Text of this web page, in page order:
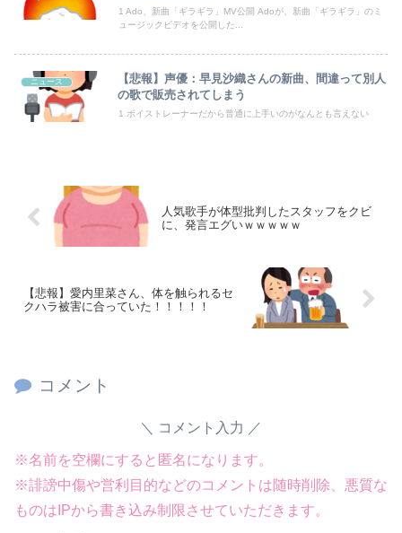
【画像】令和最新版・あのちゃん、エッッッッッッッッッッ！
大学の時、クラスの大多数テストでカンニングしてた科目があった。で、カンニングしてない私が笑われた
1 Ado、新曲「ギラギラ」MV公開 Adoが、新曲「ギラギラ」のミ
ュージックビデオを公開した...
ニュース
【悲報】声優：早見沙織さんの新曲、間違って別人
の歌で販売されてしまう
1 ボイストレーナーだから普通に上手いのがなんとも言えない
人気歌手が体型批判したスタッフをクビ
に、発言エグいｗｗｗｗｗ
【悲報】愛内里菜さん、体を触られるセ
クハラ被害に合っていた！！！！！
コメント
コメント入力
※名前を空欄にすると匿名になります。
※誹謗中傷や営利目的などのコメントは随時削除、悪質な
ものはIPから書き込み制限させていただきます。